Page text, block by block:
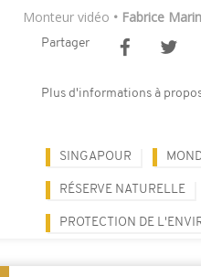
Monteur vidéo • Fabrice
Partager
Plus d'informations à
SINGAPOUR
RÉSERVE NATURELLE
PROTECTION DE